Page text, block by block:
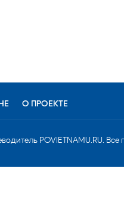
О ПРОЕКТЕ
POVIETNAMU.RU.